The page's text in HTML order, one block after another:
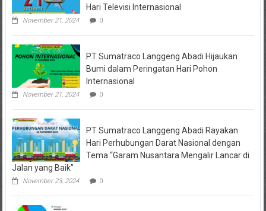
Hari Televisi Internasional
November 21, 2024 0
PT Sumatraco Langgeng Abadi Hijaukan
Bumi dalam Peringatan Hari Pohon
Internasional
November 21, 2024 0
PT Sumatraco Langgeng Abadi Rayakan
Hari Perhubungan Darat Nasional dengan
Tema “Garam Nusantara Mengalir Lancar di
Jalan yang Baik”
November 23, 2024 0